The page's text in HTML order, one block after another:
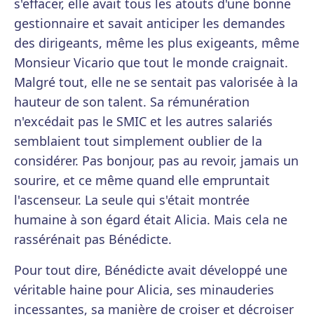
s'effacer, elle avait tous les atouts d'une bonne
gestionnaire et savait anticiper les demandes
des dirigeants, même les plus exigeants, même
Monsieur Vicario que tout le monde craignait.
Malgré tout, elle ne se sentait pas valorisée à la
hauteur de son talent. Sa rémunération
n'excédait pas le SMIC et les autres salariés
semblaient tout simplement oublier de la
considérer. Pas bonjour, pas au revoir, jamais un
sourire, et ce même quand elle empruntait
l'ascenseur. La seule qui s'était montrée
humaine à son égard était Alicia. Mais cela ne
rassérénait pas Bénédicte.
Pour tout dire, Bénédicte avait développé une
véritable haine pour Alicia, ses minauderies
incessantes, sa manière de croiser et décroiser